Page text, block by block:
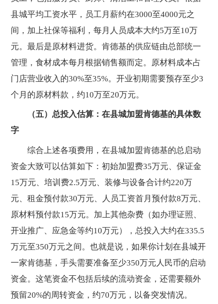
县城平均工资水平，员工月薪约在3000至4000元之
间，加上社保等福利，每月人员成本大约5万至10万
元。最后是原材料进货。肯德基的供应链由总部统一
管理，食材成本每月根据销售额而定。原材料成本占
门店营业收入的30%至35%。开业初期需要预存至少3
个月的原材料款，约10万至20万元。
（五）总投入估算：在县城加盟肯德基的具体数
字
综合上述各项费用，在县城加盟肯德基的总启动
资金大致可以估算如下：初始加盟费35万元、保证金
15万元、培训费2.5万元、装修与设备合计约220万
元、租金预付款30万元、人员工资首月预付款8万元、
原材料预付款15万元。加上其他杂费（如办理证照、
开业推广、应急金等约10万元），总投入大约在335.5
万元至350万元之间。也就是说，如果你计划在县城开
一家肯德基，手头需要准备至少350万元人民币的启动
资金。这笔资金不包括后续的流动资金，还需要额外
预留20%的周转资金，约70万元，以备突发情况。